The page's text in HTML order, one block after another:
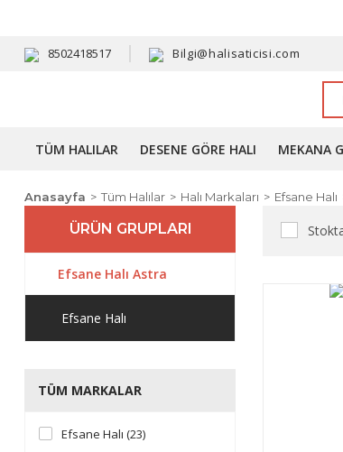
8502418517 Bilgi@halisaticisi.com
TÜM HALILAR DESENE GÖRE HALI MEKANA
Anasayfa Tüm Halılar Halı Markaları Efsane Halı
ÜRÜN GRUPLARI
Efsane Halı Astra
Efsane Halı
TÜM MARKALAR
Efsane Halı (23)